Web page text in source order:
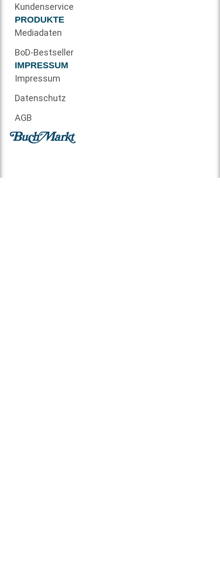
Kundenservice
PRODUKTE
Mediadaten
BoD-Bestseller
IMPRESSUM
Impressum
Datenschutz
AGB